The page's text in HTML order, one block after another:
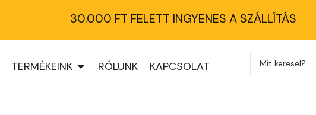
30.000 FT FELETT INGYENES A SZÁLLÍTÁS
TERMÉKEINK RÓLUNK KAPCSOLAT